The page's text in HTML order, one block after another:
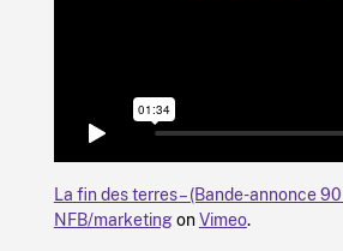
La fin des terres – (Bande-annonce
NFB/marketingonVimeo.